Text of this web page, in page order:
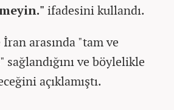
ifadesini kullandı.
arasında "tam ve
sağlandığını ve böylelikle
açıklamıştı.